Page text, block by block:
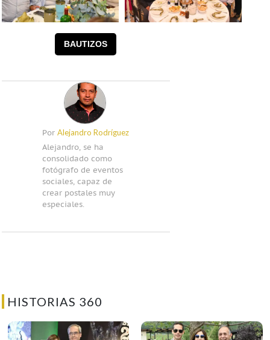
BAUTIZOS
PorAlejandro Rodríguez
Alejandro, se ha
consolidado como
fotógrafo de eventos
sociales, capaz de
crear postales muy
especiales.
HISTORIAS 360